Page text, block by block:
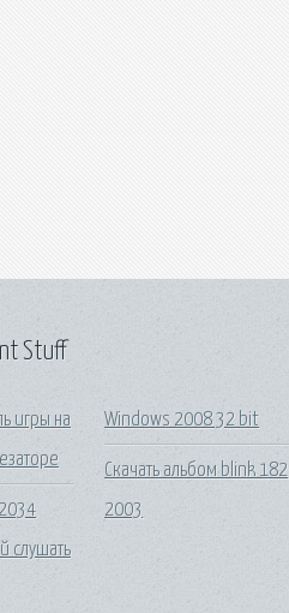
Stuff
игры на
слушать
Windows 2008 32 bit
Скачать альбом blink 182
2003